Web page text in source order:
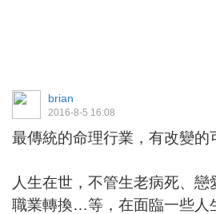
brian
2016-8-5 16:08
最傳統的命理行業，有改變的
人生在世，不管生老病死、戀
職業轉換…等，在面臨一些人